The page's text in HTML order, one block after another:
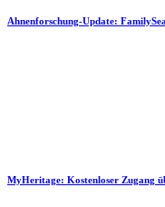
Ahnenforschung-Update:
MyHeritage: Kostenloser Zugang